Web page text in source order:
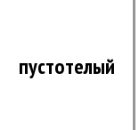
пустотелый